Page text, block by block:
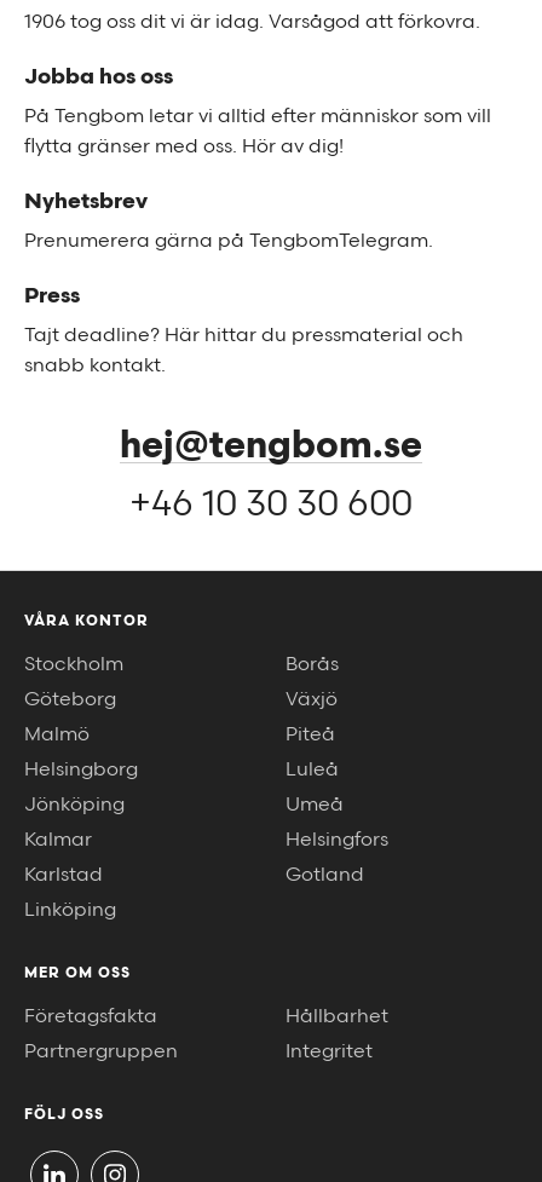
1906 tog oss dit vi är idag. Varsågod att förkovra.
Jobba hos oss
På Tengbom letar vi alltid efter människor som vill
flytta gränser med oss. Hör av dig!
Nyhetsbrev
Prenumerera gärna på TengbomTelegram.
Press
Tajt deadline? Här hittar du pressmaterial och
snabb kontakt.
hej@tengbom.se
+46 10 30 30 600
VÅRA KONTOR
Stockholm
Göteborg
Malmö
Helsingborg
Jönköping
Kalmar
Karlstad
Linköping
Borås
Växjö
Piteå
Luleå
Umeå
Helsingfors
Gotland
MER OM OSS
Företagsfakta
Partnergruppen
Hållbarhet
Integritet
FÖLJ OSS